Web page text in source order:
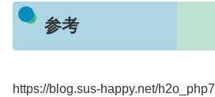
参考
https://blog.sus-happy.net/h2o_php7